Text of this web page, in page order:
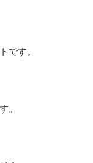
です。
。